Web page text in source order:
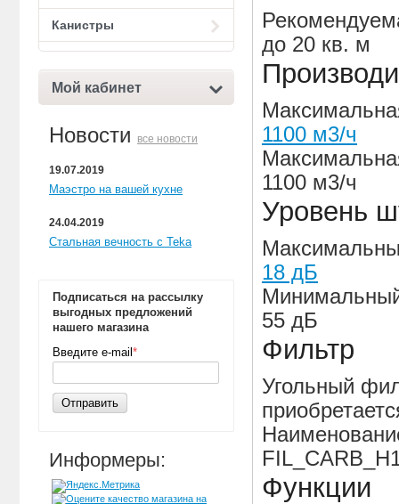
Канистры
Мой кабинет
Новости все новости
19.07.2019
Маэстро на вашей кухне
24.04.2019
Стальная вечность с Teka
Подписаться на рассылку
выгодных предложений
нашего магазина
Введите e-mail *
Отправить
Информеры:
до 20 кв. м
1100 м3/ч
1100 м3/ч
Уровень
18 дБ
55 дБ
Фильтр
Угольный
Функции